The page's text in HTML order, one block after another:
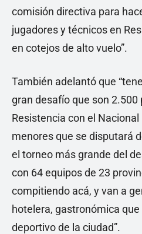
comisión directiva para
jugadores y técnicos en
en cotejos de alto vuelo”.
También adelantó que
gran desafío que son 2.500
Resistencia con el
menores que se disputará
el torneo más grande del
con 64 equipos de 23
compitiendo acá, y van a
hotelera, gastronómica
deportivo de la ciudad”.